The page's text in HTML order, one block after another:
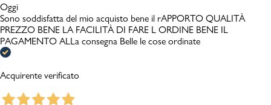
Oggi
Sono soddisfatta del mio acquisto bene il rAPPORTO QUALITÀ
PREZZO BENE LA FACILITÀ DI FARE L ORDINE BENE IL
PAGAMENTO ALLa consegna Belle le cose ordinate
Acquirente verificato